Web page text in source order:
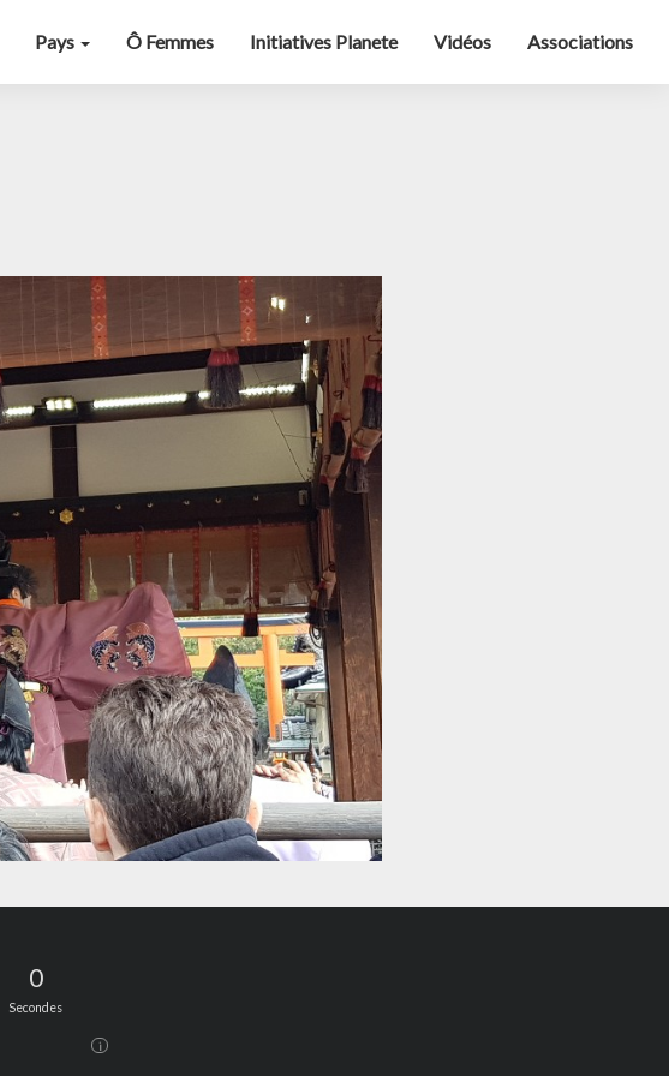
Pays Ô Femmes Initiatives Planete Vidéos Associations
0
Secondes
i